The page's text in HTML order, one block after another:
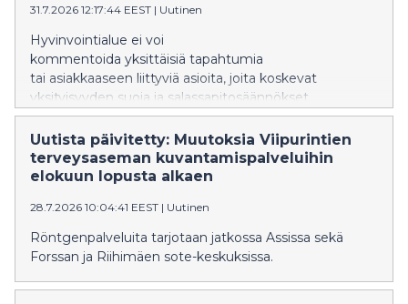
31.7.2026 12:17:44 EEST | Uutinen
Hyvinvointialue ei voi
kommentoida yksittäisiä tapahtumia
tai asiakkaaseen liittyviä asioita, joita koskevat
yksityisyyden suoja ja salassapitosäännökset.
Uutista päivitetty: Muutoksia Viipurintien
terveysaseman kuvantamispalveluihin
elokuun lopusta alkaen
28.7.2026 10:04:41 EEST | Uutinen
Röntgenpalveluita tarjotaan jatkossa Assissa sekä
Forssan ja Riihimäen sote-keskuksissa.